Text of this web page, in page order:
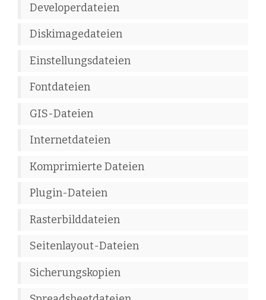
Developerdateien
Diskimagedateien
Einstellungsdateien
Fontdateien
GIS-Dateien
Internetdateien
Komprimierte Dateien
Plugin-Dateien
Rasterbilddateien
Seitenlayout-Dateien
Sicherungskopien